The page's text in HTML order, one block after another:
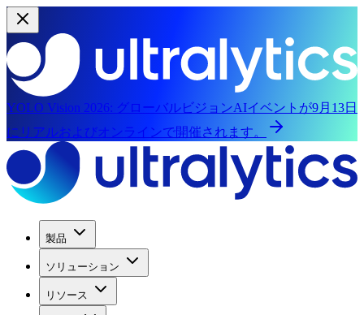
YOLO Vision 2026: グローバルビジョンAIイベントが9月13日
にリアルおよびオンラインで開催されます。
製品
ソリューション
リソース